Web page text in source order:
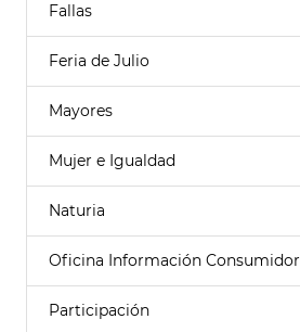
Fallas
Feria de Julio
Mayores
Mujer e Igualdad
Naturia
Oficina Información Consumidor
Participación